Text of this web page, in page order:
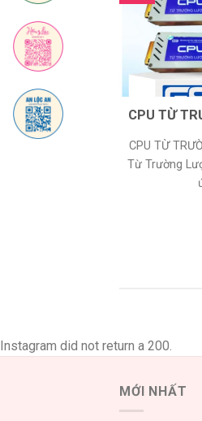
CPU TỪ
CPU TỪ
Từ Trường
XẠ SÓNG
HIỆU
Instagram did not return a 200.
MỚI NHẤT